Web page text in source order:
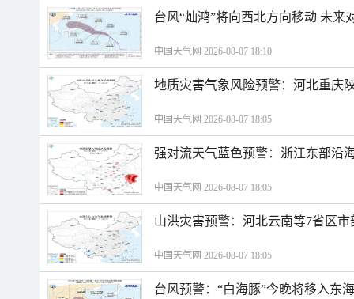
台风“灿鸿”将向西北方向移动 未来
中国天气网 2026-08-07 18:10
地质灾害气象风险预警：河北重庆
中国天气网 2026-08-07 18:05
强对流天气蓝色预警：浙江东部沿
中国天气网 2026-08-07 18:05
山洪灾害预警：河北云南等7省区
中国天气网 2026-08-07 18:05
台风预警：“白海豚”今晚将移入东